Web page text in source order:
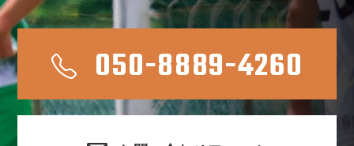
050-8889-4260